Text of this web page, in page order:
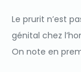
Le prurit n’est
génital chez
On note en